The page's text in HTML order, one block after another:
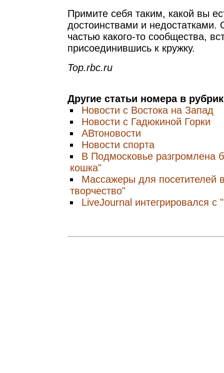
Примите себя таким, какой вы
достоинствами и недостатками.
частью какого-то сообщества,
присоединившись к кружку.
Top.rbc.ru
Другие статьи номера в
Новости с Востока на Запад
Новости с Гадюкиной Горки
АВтоновости
Новости спорта
В Подмосковье разгромлена
кошка"
Массажеры для посетителей
творчество"
LiveJournal интегрировался с